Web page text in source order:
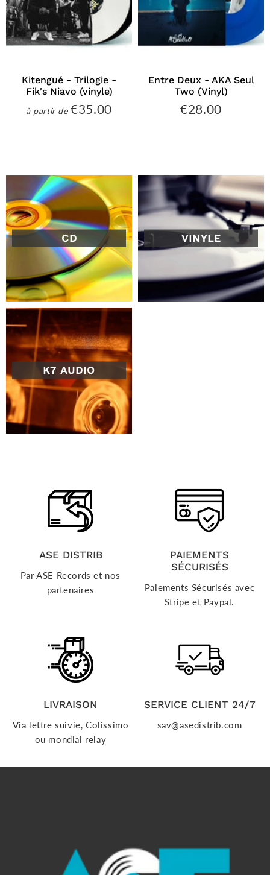
Kitengué - Trilogie -
Fik's Niavo (vinyle)
à partir dePrix
€35.00
Entre Deux - AKA Seul
Two (Vinyl)
Prix
€28.00
CD VINYLE
K7 AUDIO
ASE DISTRIB
Par ASE Records et nos
partenaires
PAIEMENTS
SÉCURISÉS
Paiements Sécurisés avec
Stripe et Paypal.
LIVRAISON
Via lettre suivie, Colissimo
ou mondial relay
SERVICE CLIENT 24/7
sav@asedistrib.com